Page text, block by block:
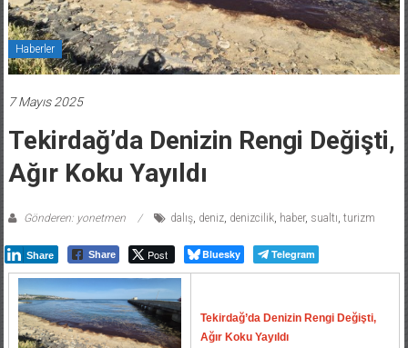
Haberler
7 Mayıs 2025
Tekirdağ’da Denizin Rengi Değişti,
Ağır Koku Yayıldı
Gönderen: yonetmen dalış, deniz, denizcilik, haber, sualtı turizm
Share Share Post Bluesky Telegram
Tekirdağ’da Denizin Rengi Değişti,
Ağır Koku Yayıldı